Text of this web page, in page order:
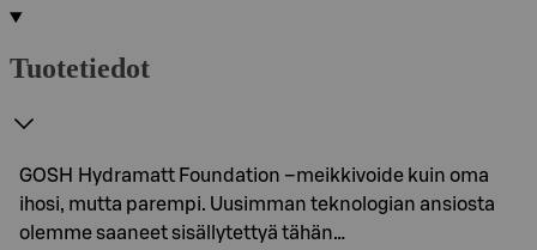
Tuotetiedot
GOSH Hydramatt Foundation –meikkivoide kuin oma
ihosi, mutta parempi. Uusimman teknologian ansiosta
olemme saaneet sisällytettyä tähän…